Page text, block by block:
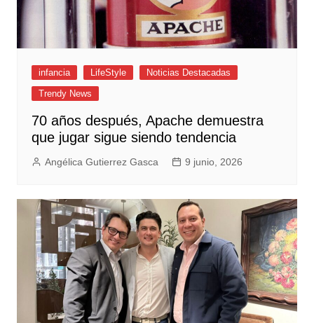
infancia LifeStyle
Noticias Destacadas
Trendy News
70 años después, Apache demuestra
que jugar sigue siendo tendencia
Angélica Gutierrez Gasca 9 junio, 2026